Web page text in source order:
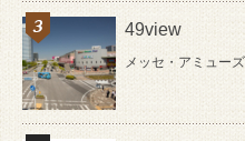
49view
メッセ・アミュー